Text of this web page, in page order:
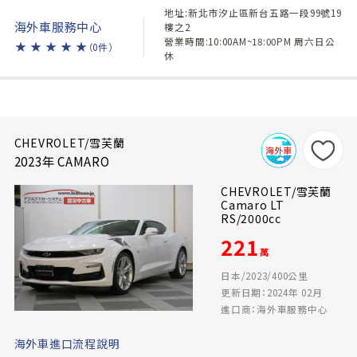
海外車服務中心
★ ★ ★ ★ ★ （0件）
地址:新北市汐止區新台五路一段99號19
樓之2
營業時間:10:00AM~18:00PM 周六日公
休
CHEVROLET/雪芙蘭
2023年 CAMARO
CHEVROLET/雪芙蘭
Camaro LT
RS/2000cc
221萬
日本/2023/400公里
更新日期：2024年 02月
進口商：海外車服務中心
海外車進口流程說明